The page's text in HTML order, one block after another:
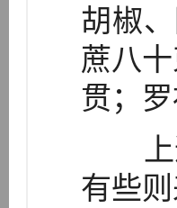
胡椒
蔗八
贯；
上述
有些